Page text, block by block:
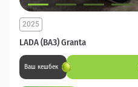
LADA (ВАЗ) Granta
2025
Ваш кешбек